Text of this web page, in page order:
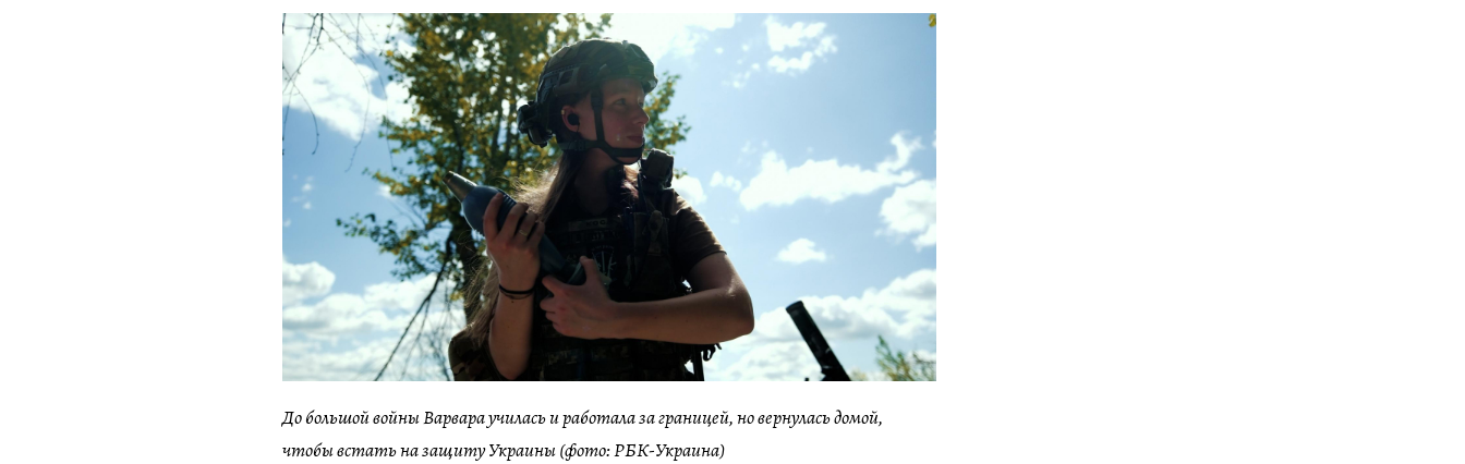
До большой войны Варвара училась и работала за границей, но вернулась домой,
чтобы встать на защиту Украины (фото: РБК-Украина)